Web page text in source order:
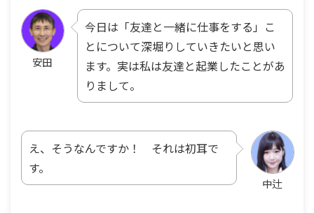
安田
今日は「友達と一緒に仕事をする」こ
とについて深堀りしていきたいと思い
ます。実は私は友達と起業したことがあ
りまして。
中辻
え、そうなんですか！ それは初耳で
す。